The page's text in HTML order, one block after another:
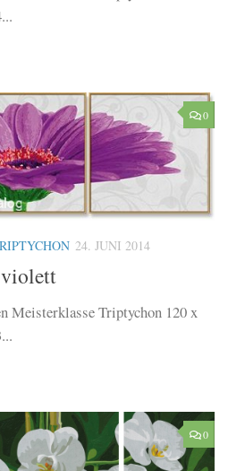
0
24. JUNI 2014
Meisterklasse Triptychon 120 x
0